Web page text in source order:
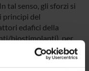
tal senso, gli sforzi si
principi del
edafici della
biostimolanti), per
autoctone, con
massivo di ceppi